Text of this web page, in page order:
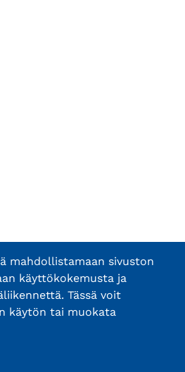
mahdollistamaan sivuston
käyttökokemusta ja
Tässä voit
käytön tai muokata